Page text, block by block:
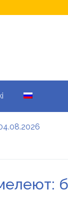
не начислят